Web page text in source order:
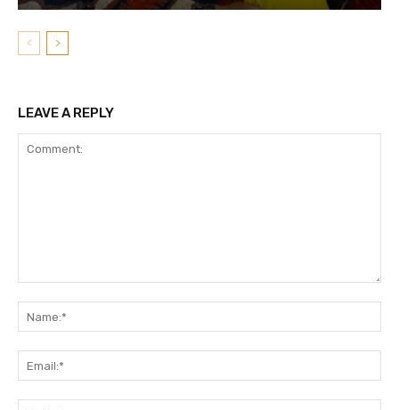
LEAVE A REPLY